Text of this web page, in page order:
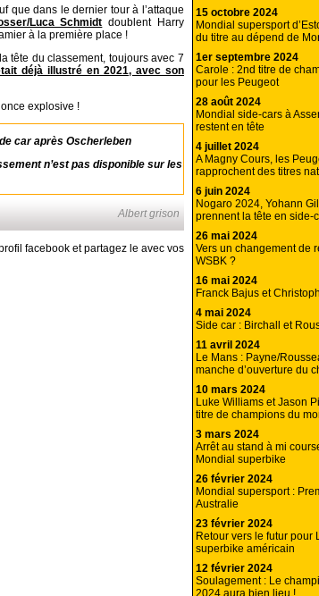
que dans le dernier tour à l’attaque
Luca Schmidt doublent Harry
à la première place !
tête du classement, toujours avec 7
déjà illustré en 2021, avec son
explosive !
car après Oscherleben
n’est pas disponible sur les
Albert grison
facebook et partagez le avec vos
15 octobre 2024
Mondial supersport
du titre au dépend de
1er septembre 2024
Carole : 2nd titre de
pour les Peugeot
28 août 2024
Mondial side-cars à
restent en tête
4 juillet 2024
A Magny Cours, les
rapprochent des titres
6 juin 2024
Nogaro 2024, Yohann
prennent la tête en side-
26 mai 2024
Vers un changement de
WSBK ?
16 mai 2024
Franck Bajus et
4 mai 2024
Side car : Birchall et
11 avril 2024
Le Mans : Payne/
manche d’ouverture du
10 mars 2024
Luke Williams et Jason
titre de champions du
3 mars 2024
Arrêt au stand à mi
Mondial superbike
26 février 2024
Mondial supersport :
Australie
23 février 2024
Retour vers le futur pour
superbike américain
12 février 2024
Soulagement : Le
2024 aura bien lieu !